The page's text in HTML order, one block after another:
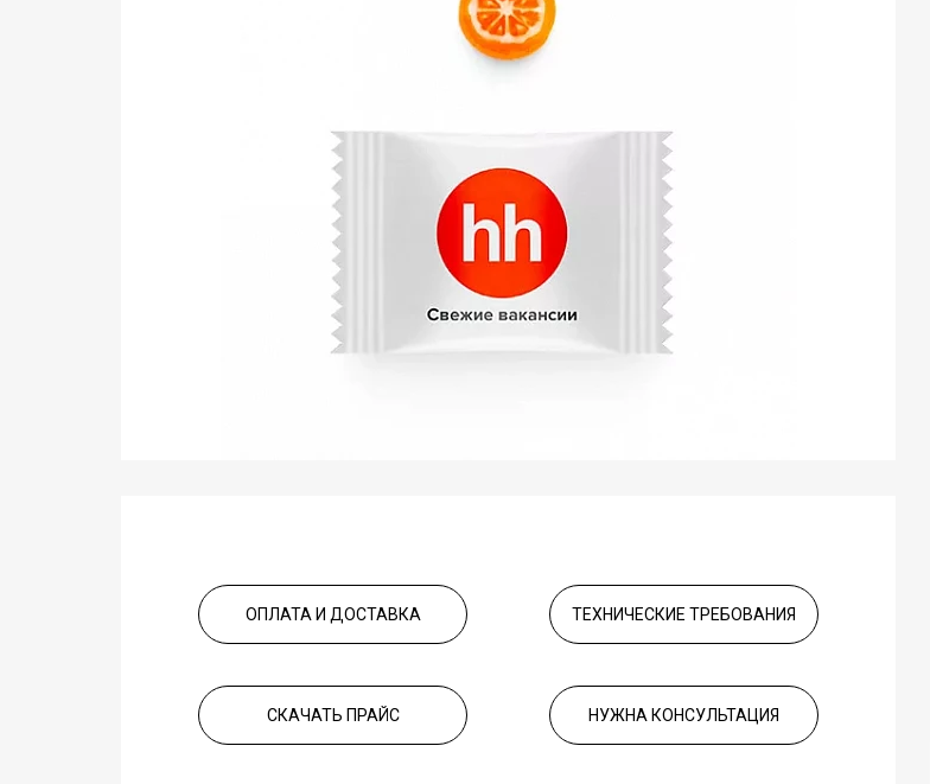
ОПЛАТА И ДОСТАВКА ТЕХНИЧЕСКИЕ ТРЕБОВАНИЯ
СКАЧАТЬ ПРАЙС НУЖНА КОНСУЛЬТАЦИЯ